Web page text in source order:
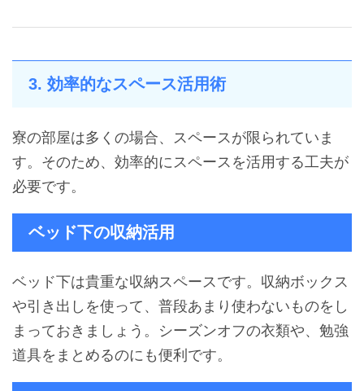
3. 効率的なスペース活用術
寮の部屋は多くの場合、スペースが限られていま
す。そのため、効率的にスペースを活用する工夫が
必要です。
ベッド下の収納活用
ベッド下は貴重な収納スペースです。収納ボックス
や引き出しを使って、普段あまり使わないものをし
まっておきましょう。シーズンオフの衣類や、勉強
道具をまとめるのにも便利です。